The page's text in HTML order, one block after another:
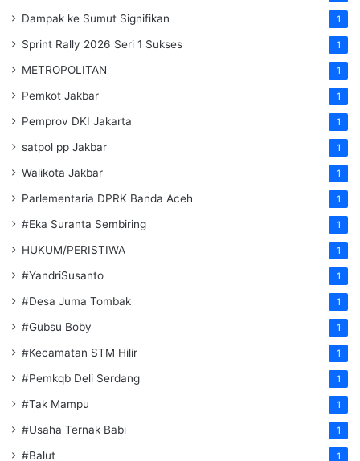
Dampak ke Sumut Signifikan 1
Sprint Rally 2026 Seri 1 Sukses 1
METROPOLITAN 1
Pemkot Jakbar 1
Pemprov DKI Jakarta 1
satpol pp Jakbar 1
Walikota Jakbar 1
Parlementaria DPRK Banda Aceh 1
#Eka Suranta Sembiring 1
HUKUM/PERISTIWA 1
#YandriSusanto 1
#Desa Juma Tombak 1
#Gubsu Boby 1
#Kecamatan STM Hilir 1
#Pemkqb Deli Serdang 1
#Tak Mampu 1
#Usaha Ternak Babi 1
#Balut 1